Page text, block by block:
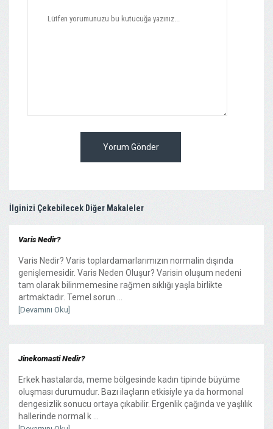
Yorum Gönder
İlginizi Çekebilecek Diğer Makaleler
Varis Nedir?
Varis Nedir? Varis toplardamarlarımızın normalin dışında
genişlemesidir. Varis Neden Oluşur? Varisin oluşum nedeni
tam olarak bilinmemesine rağmen sıklığı yaşla birlikte
artmaktadır. Temel sorun ...
[Devamını Oku]
Jinekomasti Nedir?
Erkek hastalarda, meme bölgesinde kadın tipinde büyüme
oluşması durumudur. Bazı ilaçların etkisiyle ya da hormonal
dengesizlik sonucu ortaya çıkabilir. Ergenlik çağında ve yaşlılık
hallerinde normal k ...